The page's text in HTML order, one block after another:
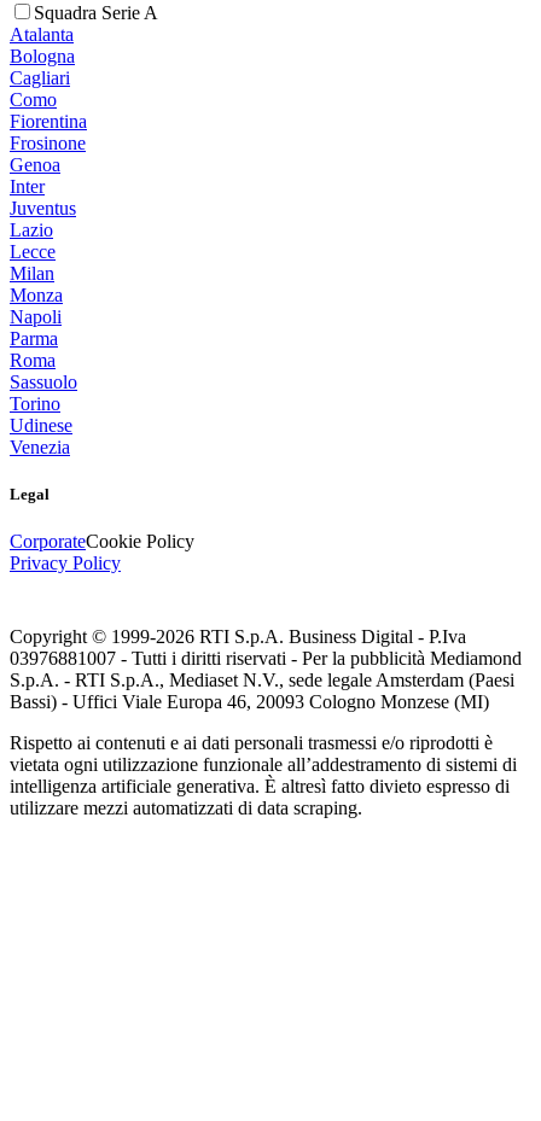
Squadra Serie A
Atalanta
Bologna
Cagliari
Como
Fiorentina
Frosinone
Genoa
Inter
Juventus
Lazio
Lecce
Milan
Monza
Napoli
Parma
Roma
Sassuolo
Torino
Udinese
Venezia
Legal
CorporateCookie Policy
Privacy Policy
Copyright © 1999-2026 RTI S.p.A. Business Digital - P.Iva
03976881007 - Tutti i diritti riservati - Per la pubblicità Mediamond
S.p.A. - RTI S.p.A., Mediaset N.V., sede legale Amsterdam (Paesi
Bassi) - Uffici Viale Europa 46, 20093 Cologno Monzese (MI)
Rispetto ai contenuti e ai dati personali trasmessi e/o riprodotti è
vietata ogni utilizzazione funzionale all’addestramento di sistemi di
intelligenza artificiale generativa. È altresì fatto divieto espresso di
utilizzare mezzi automatizzati di data scraping.